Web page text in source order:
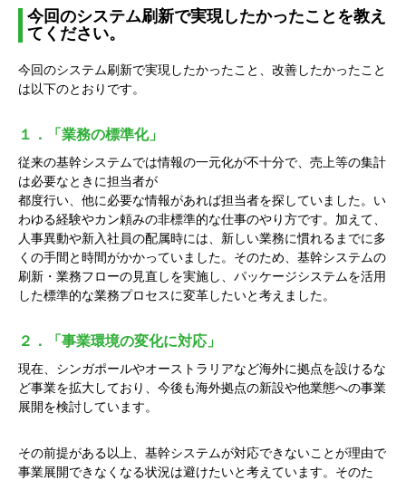
今回のシステム刷新で実現したかったことを教え
てください。
今回のシステム刷新で実現したかったこと、改善したかったこと
は以下のとおりです。
１．「業務の標準化」
従来の基幹システムでは情報の一元化が不十分で、売上等の集計
は必要なときに担当者が
都度行い、他に必要な情報があれば担当者を探していました。い
わゆる経験やカン頼みの非標準的な仕事のやり方です。加えて、
人事異動や新入社員の配属時には、新しい業務に慣れるまでに多
くの手間と時間がかかっていました。そのため、基幹システムの
刷新・業務フローの見直しを実施し、パッケージシステムを活用
した標準的な業務プロセスに変革したいと考えました。
２．「事業環境の変化に対応」
現在、シンガポールやオーストラリアなど海外に拠点を設けるな
ど事業を拡大しており、今後も海外拠点の新設や他業態への事業
展開を検討しています。
その前提がある以上、基幹システムが対応できないことが理由で
事業展開できなくなる状況は避けたいと考えています。そのた